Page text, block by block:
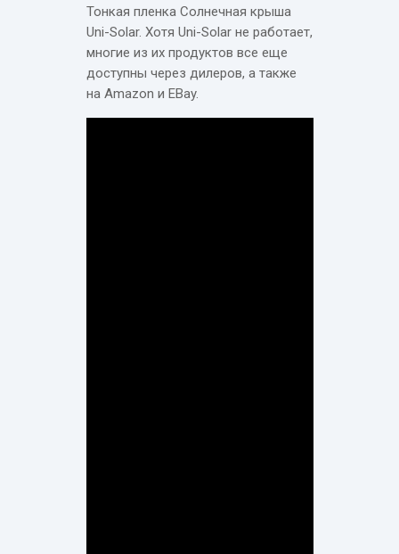
Тонкая пленка Солнечная крыша
Uni-Solar. Хотя Uni-Solar не работает,
многие из их продуктов все еще
доступны через дилеров, а также
на Amazon и EBay.